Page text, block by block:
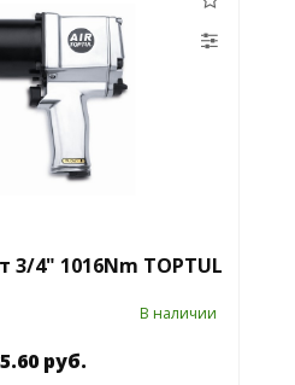
3/4" 1016Nm TOPTUL
В наличии
руб.